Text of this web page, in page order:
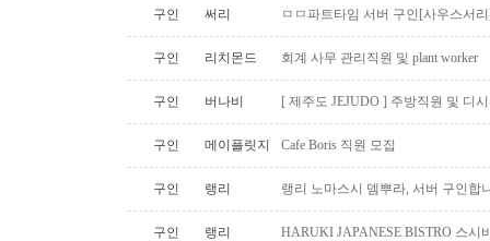
구인 써리 ㅁㅁ파트타임 서버 구인[사우스서
구인 리치몬드 회계 사무 관리직원 및 plant worker
구인 버나비 [ 제주도 JEJUDO ] 주방직원 및 디
구인 메이플릿지 Cafe Boris 직원 모집
구인 랭리 랭리 노마스시 뎀뿌라, 서버 구인합
구인 랭리 HARUKI JAPANESE BISTRO 스시